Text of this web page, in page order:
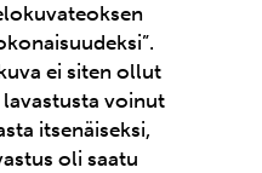
ei siten ollut
voinut
itsenäiseksi,
oli saatu